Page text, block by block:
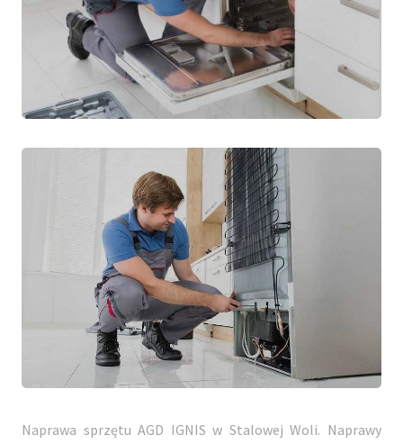
Naprawa sprzętu AGD IGNIS w Stalowej Woli. Naprawy